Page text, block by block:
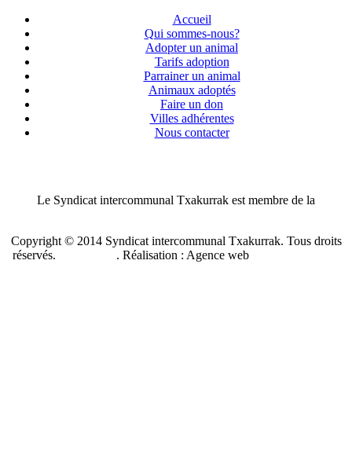
Accueil
Qui sommes-nous?
Adopter un animal
Tarifs adoption
Parrainer un animal
Animaux adoptés
Faire un don
Villes adhérentes
Nous contacter
Le Syndicat intercommunal Txakurrak est membre de la
Copyright © 2014 Syndicat intercommunal Txakurrak. Tous droits
réservés.
. Réalisation : Agence web